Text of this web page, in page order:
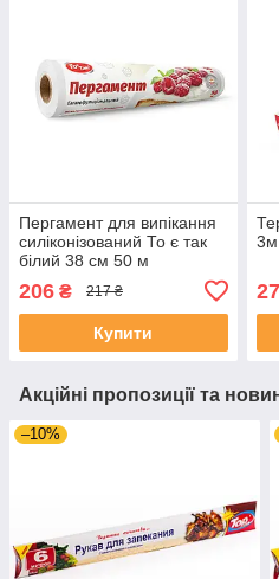
Пергамент для випікання
силіконізований То є так
білий 38 см 50 м
206 ₴ 217 ₴
Купити
3м
27
Акційні пропозиції та
–10%